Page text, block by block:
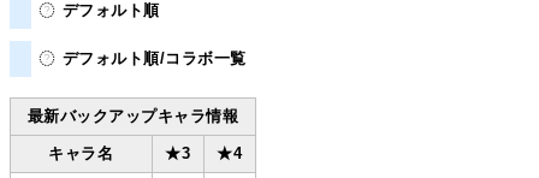
デフォルト順
デフォルト順/コラボ一覧
最新バックアップキャラ情報
キャラ名 ★3 ★4